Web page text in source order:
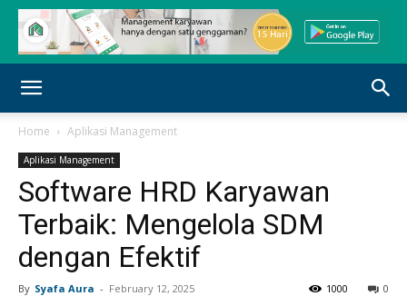
Home Aplikasi Management
Aplikasi Management
Software HRD Karyawan
Terbaik: Mengelola SDM
dengan Efektif
By Syafa Aura - February 12, 2025 0
1000